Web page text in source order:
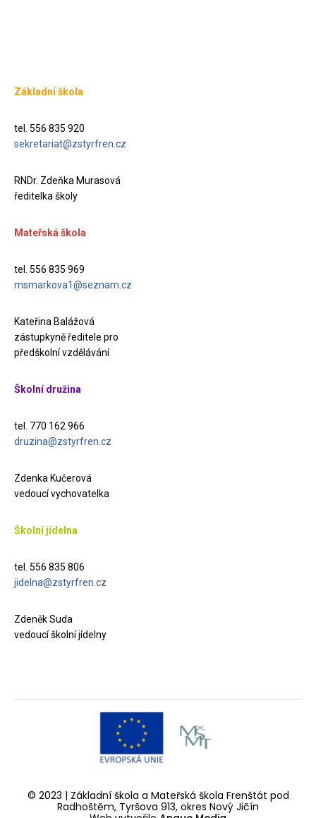
Základní škola
tel. 556 835 920
sekretariat@zstyrfren.cz
RNDr. Zdeňka Murasová
ředitelka školy
Mateřská škola
tel. 556 835 969
msmarkova1@seznam.cz
Kateřina Balážová
zástupkyně ředitele pro
předškolní vzdělávání
Školní družina
tel. 770 162 966
druzina@zstyrfren.cz
Zdenka Kučerová
vedoucí vychovatelka
Školní jídelna
tel. 556 835 806
jidelna@zstyrfren.cz
Zdeněk Suda
vedoucí školní jídelny
© 2023 | Základní škola a Mateřská škola Frenštát pod
Radhoštěm, Tyršova 913, okres Nový Jičín